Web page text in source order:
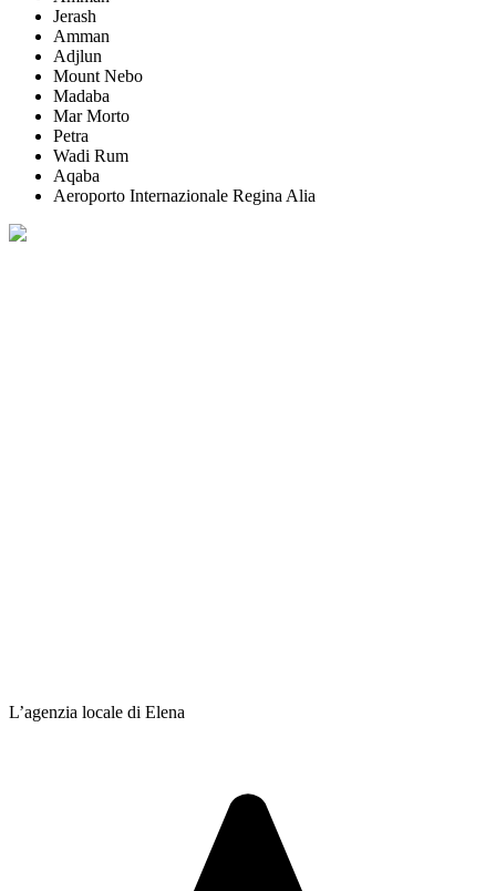
Jerash
Amman
Adjlun
Mount Nebo
Madaba
Mar Morto
Petra
Wadi Rum
Aqaba
Aeroporto Internazionale Regina Alia
L’agenzia locale di Elena